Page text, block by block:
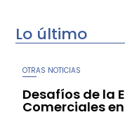
Lo último
OTRAS NOTICIAS
Desafíos de la
Comerciales